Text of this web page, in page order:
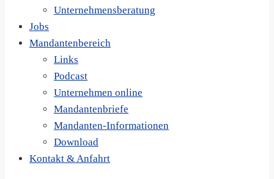
Unternehmensberatung
Jobs
Mandantenbereich
Links
Podcast
Unternehmen online
Mandantenbriefe
Mandanten-Informationen
Download
Kontakt & Anfahrt